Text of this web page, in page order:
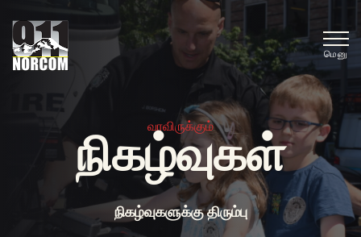
மெனு
வரவிருக்கும்
நிகழ்வுகள்
நிகழ்வுகளுக்கு திரும்பு